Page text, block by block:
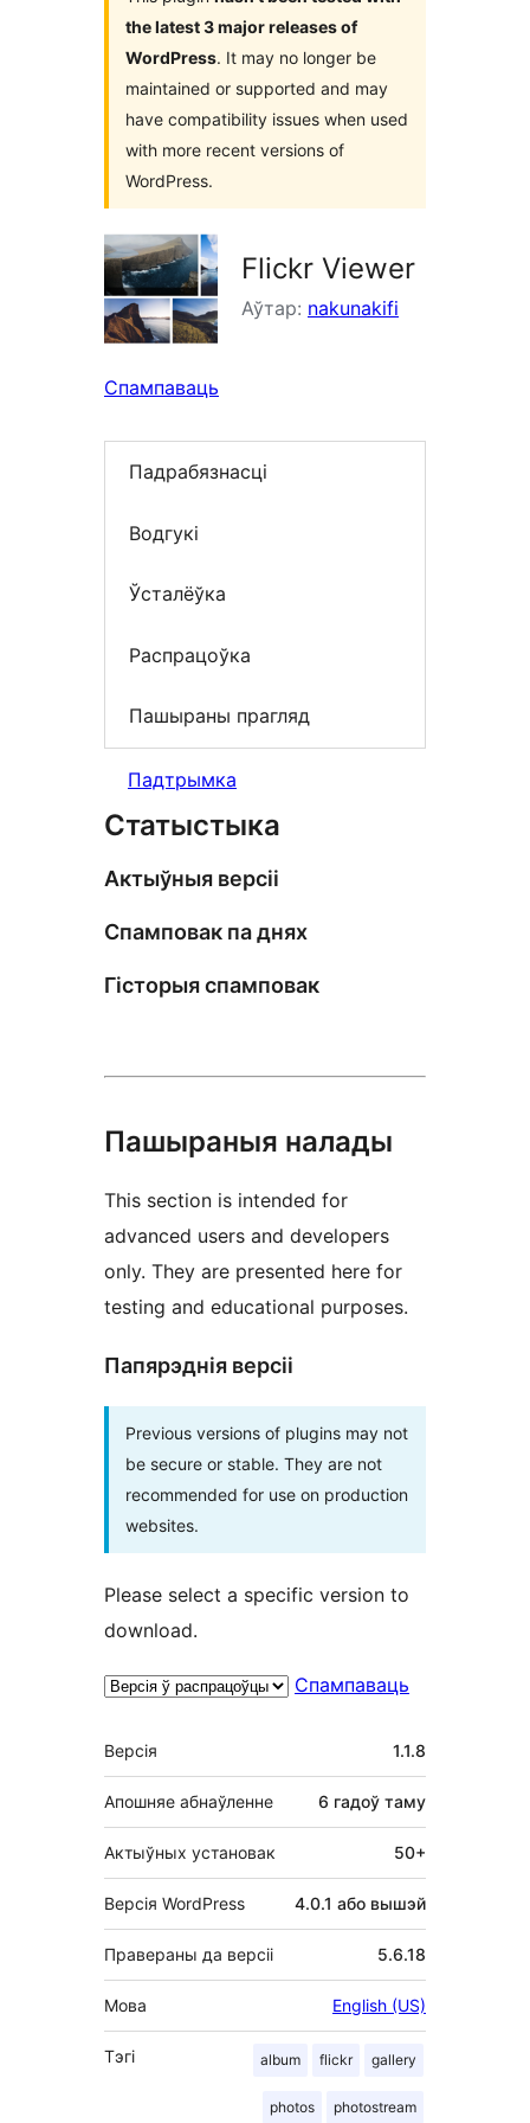
the latest 3 major releases of
WordPress. It may no longer be
maintained or supported and may
have compatibility issues when used
with more recent versions of
WordPress.
Flickr Viewer
Аўтар: nakunakifi
Спампаваць
Падрабязнасці
Водгукі
Ўсталёўка
Распрацоўка
Пашыраны прагляд
Падтрымка
Статыстыка
Актыўныя версіі
Спамповак па днях
Гісторыя спамповак
Пашыраныя налады
This section is intended for
advanced users and developers
only. They are presented here for
testing and educational purposes.
Папярэднія версіі
Previous versions of plugins may not
be secure or stable. They are not
recommended for use on production
websites.
Please select a specific version to
download.
Спампаваць
Мета
Версія 1.1.8
Апошняе абнаўленне 6 гадоў таму
Актыўных установак 50+
Версія WordPress 4.0.1 або вышэй
Правераны да версіі 5.6.18
Мова English (US)
Тэгі album flickr gallery
photos photostream